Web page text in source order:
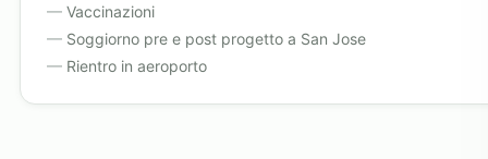
Vaccinazioni
Soggiorno pre e post progetto a San Jose
Rientro in aeroporto